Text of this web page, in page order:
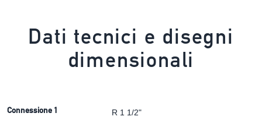
Dati tecnici e disegni
dimensionali
Connessione 1 R 1 1/2"